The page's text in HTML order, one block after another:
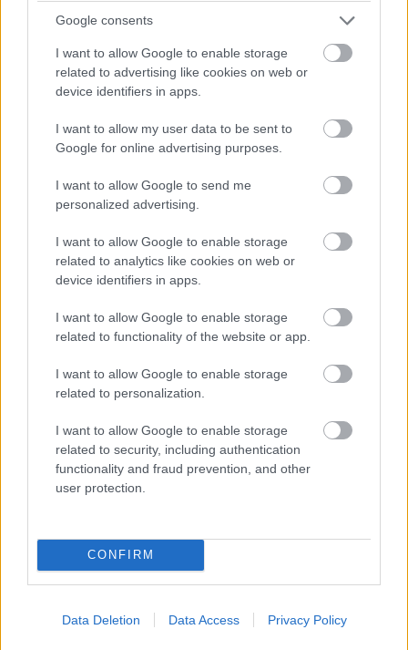
Google consents
I want to allow Google to enable storage
related to advertising like cookies on web or
device identifiers in apps.
I want to allow my user data to be sent to
Google for online advertising purposes.
I want to allow Google to send me
personalized advertising.
I want to allow Google to enable storage
related to analytics like cookies on web or
device identifiers in apps.
I want to allow Google to enable storage
related to functionality of the website or app.
I want to allow Google to enable storage
related to personalization.
I want to allow Google to enable storage
related to security, including authentication
functionality and fraud prevention, and other
user protection.
CONFIRM
Data Deletion Data Access Privacy Policy
Védett lett az Android?
Are Motorola's patents enough to
protect Android?
| 2011.08.16 09:42
US$12.5 billion
IDG News| 2011.08.16 09:41
Google-kézben a Motorola
Üzlet | 2011.08.15 16:19
tanúskodhatnak az Oracle-perben
Tech| 2011.08.08 14:26
Peren kívül megegyezett a Huawei
és a Motorola
Motorola Solutions, Huawei settle
dueling lawsuits
Motorola Mobility posts strong
Q4 but warns about Q1
Nokia Siemens deal for Motorola